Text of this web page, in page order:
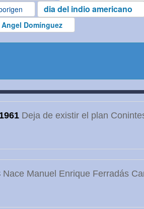
dia del indio americano
Angel Domínguez
1961Deja de existir el plan
Nace Manuel Enrique Ferradás